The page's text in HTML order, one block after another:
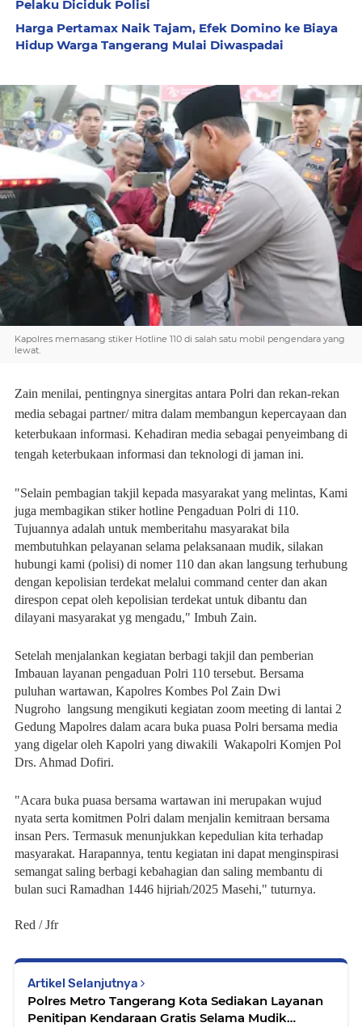
Pelaku Diciduk Polisi
Harga Pertamax Naik Tajam, Efek Domino ke Biaya
Hidup Warga Tangerang Mulai Diwaspadai
Kapolres memasang stiker Hotline 110 di salah satu mobil pengendara yang
lewat.
Zain menilai, pentingnya sinergitas antara Polri dan rekan-rekan
media sebagai partner/ mitra dalam membangun kepercayaan dan
keterbukaan informasi. Kehadiran media sebagai penyeimbang di
tengah keterbukaan informasi dan teknologi di jaman ini.
"Selain pembagian takjil kepada masyarakat yang melintas, Kami
juga membagikan stiker hotline Pengaduan Polri di 110.
Tujuannya adalah untuk memberitahu masyarakat bila
membutuhkan pelayanan selama pelaksanaan mudik, silakan
hubungi kami (polisi) di nomer 110 dan akan langsung terhubung
dengan kepolisian terdekat melalui command center dan akan
direspon cepat oleh kepolisian terdekat untuk dibantu dan
dilayani masyarakat yg mengadu," Imbuh Zain.
Setelah menjalankan kegiatan berbagi takjil dan pemberian
Imbauan layanan pengaduan Polri 110 tersebut. Bersama
puluhan wartawan, Kapolres Kombes Pol Zain Dwi
Nugroho langsung mengikuti kegiatan zoom meeting di lantai 2
Gedung Mapolres dalam acara buka puasa Polri bersama media
yang digelar oleh Kapolri yang diwakili Wakapolri Komjen Pol
Drs. Ahmad Dofiri.
"Acara buka puasa bersama wartawan ini merupakan wujud
nyata serta komitmen Polri dalam menjalin kemitraan bersama
insan Pers. Termasuk menunjukkan kepedulian kita terhadap
masyarakat. Harapannya, tentu kegiatan ini dapat menginspirasi
semangat saling berbagi kebahagian dan saling membantu di
bulan suci Ramadhan 1446 hijriah/2025 Masehi," tuturnya.
Red / Jfr
Artikel Selanjutnya
Polres Metro Tangerang Kota Sediakan Layanan
Penitipan Kendaraan Gratis Selama Mudik